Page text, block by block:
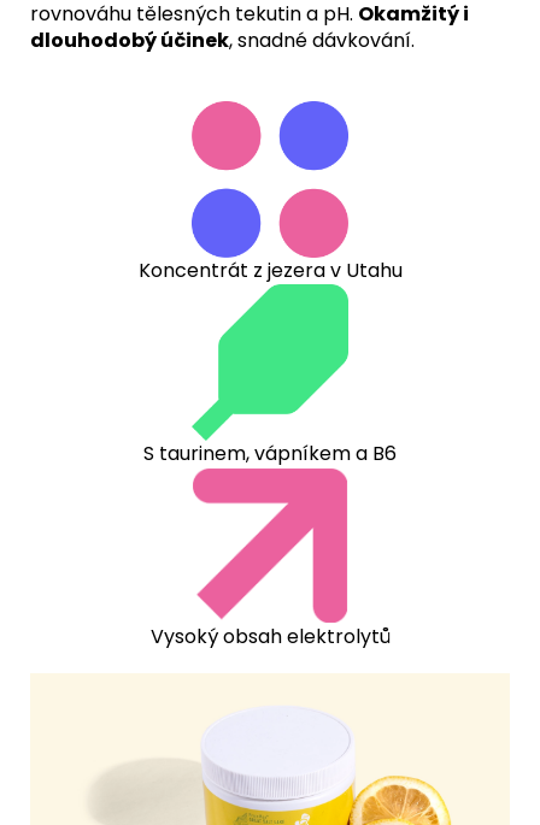
rovnováhu tělesných tekutin a pH. Okamžitý i
dlouhodobý účinek, snadné dávkování.
Koncentrát z jezera v Utahu
S taurinem, vápníkem a B6
Vysoký obsah elektrolytů